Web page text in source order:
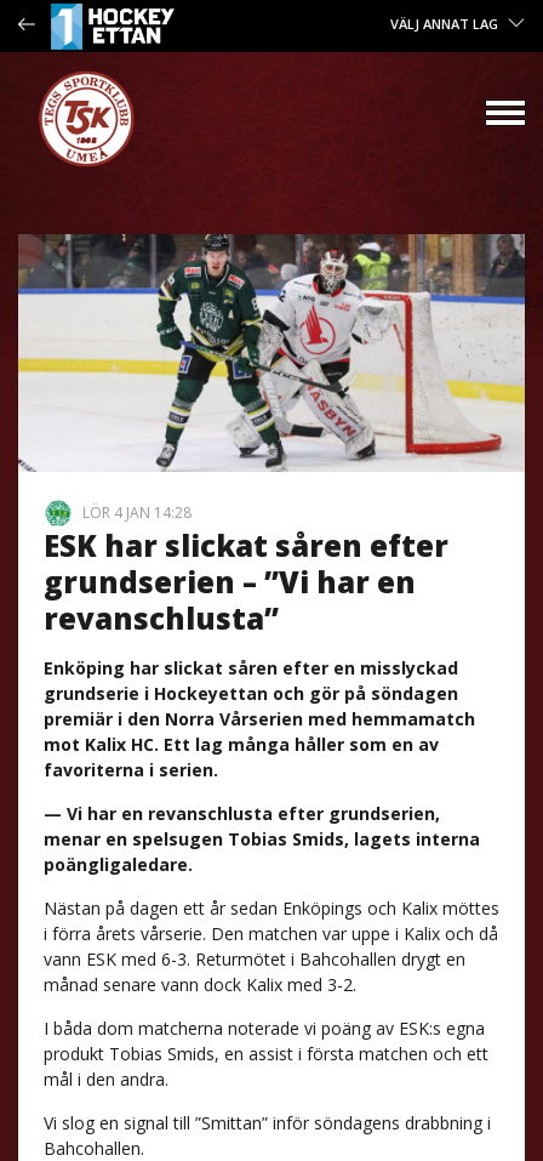
VÄLJ ANNAT LAG
LÖR 4 JAN 14:28
ESK har slickat såren efter
grundserien – ”Vi har en
revanschlusta”
Enköping har slickat såren efter en misslyckad
grundserie i Hockeyettan och gör på söndagen
premiär i den Norra Vårserien med hemmamatch
mot Kalix HC. Ett lag många håller som en av
favoriterna i serien.
— Vi har en revanschlusta efter grundserien,
menar en spelsugen Tobias Smids, lagets interna
poängligaledare.
Nästan på dagen ett år sedan Enköpings och Kalix möttes
i förra årets vårserie. Den matchen var uppe i Kalix och då
vann ESK med 6-3. Returmötet i Bahcohallen drygt en
månad senare vann dock Kalix med 3-2.
I båda dom matcherna noterade vi poäng av ESK:s egna
produkt Tobias Smids, en assist i första matchen och ett
mål i den andra.
Vi slog en signal till ”Smittan” inför söndagens drabbning i
Bahcohallen.